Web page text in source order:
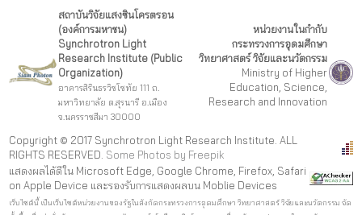
สถาบันวิจัยแสงซินโครตรอน
(องค์การมหาชน)
Synchrotron Light
Research Institute (Public
Organization)
อาคารสิรินธรวิชโชทัย 111 ถ.
มหาวิทยาลัย ต.สุรนารี อ.เมือง
จ.นครราชสีมา 30000
หน่วยงานในกำกับ
กระทรวงการอุดมศึกษา
วิทยาศาสตร์ วิจัยและนวัตกรรม
Ministry of Higher
Education, Science,
Research and Innovation
Copyright © 2017 Synchrotron Light Research Institute. ALL
RIGHTS RESERVED. Some Photos by Freepik
แสดงผลได้ดีใน Microsoft Edge, Google Chrome, Firefox, Safari
on Apple Device และรองรับการแสดงผลบน Moblie Devices
เว็บไซต์นี้ เป็นเว็บไซต์หน่วยงานของรัฐในสังกัดกระทรวงการอุดมศึกษา วิทยาศาสตร์ วิจัยและนวัตกรรม จัด